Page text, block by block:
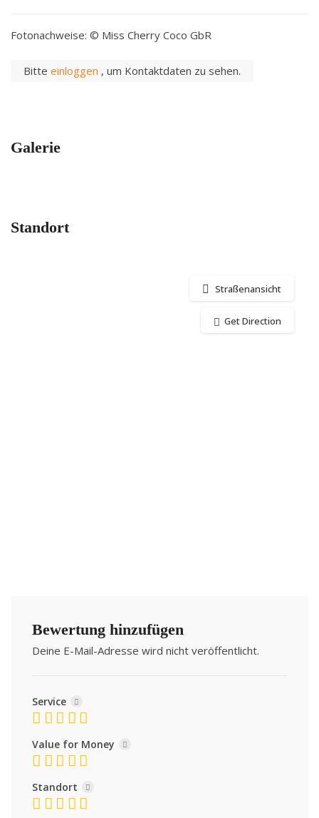
Fotonachweise: © Miss Cherry Coco GbR
Bitte einloggen , um Kontaktdaten zu sehen.
Galerie
Standort
Straßenansicht
Get Direction
Bewertung hinzufügen
Deine E-Mail-Adresse wird nicht veröffentlicht.
Service
Value for Money
Standort